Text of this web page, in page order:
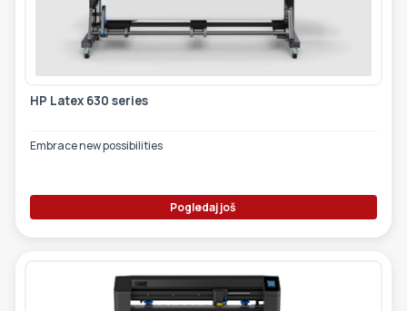
HP Latex 630 series
Embrace new possibilities
Pogledaj još